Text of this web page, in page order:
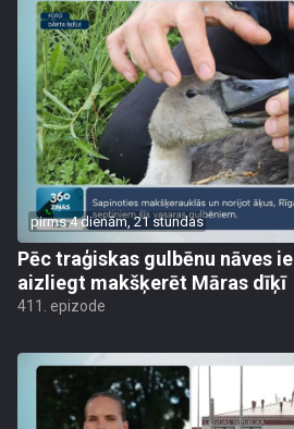
pirms 4 dienām, 21 stundas
Pēc traģiskas gulbēnu nāves
aizliegt makšķerēt Māras dīķī
411. epizode